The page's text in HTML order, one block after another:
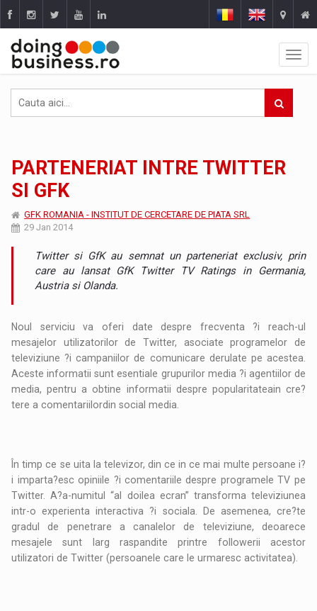
PARTENERIAT INTRE TWITTER
SI GFK
GFK ROMANIA - INSTITUT DE CERCETARE DE PIATA SRL
29 Jan 2014
Twitter si GfK au semnat un parteneriat exclusiv, prin
care au lansat GfK Twitter TV Ratings in Germania,
Austria si Olanda.
Noul serviciu va oferi date despre frecventa ?i reach-ul
mesajelor utilizatorilor de Twitter, asociate programelor de
televiziune ?i campaniilor de comunicare derulate pe acestea.
Aceste informatii sunt esentiale grupurilor media ?i agentiilor de
media, pentru a obtine informatii despre popularitateain cre?
tere a comentariilordin social media.
În timp ce se uita la televizor, din ce in ce mai multe persoane i?
i imparta?esc opiniile ?i comentariile despre programele TV pe
Twitter. A?a-numitul “al doilea ecran” transforma televiziunea
intr-o experienta interactiva ?i sociala. De asemenea, cre?te
gradul de penetrare a canalelor de televiziune, deoarece
mesajele sunt larg raspandite printre followerii acestor
utilizatori de Twitter (persoanele care le urmaresc activitatea).